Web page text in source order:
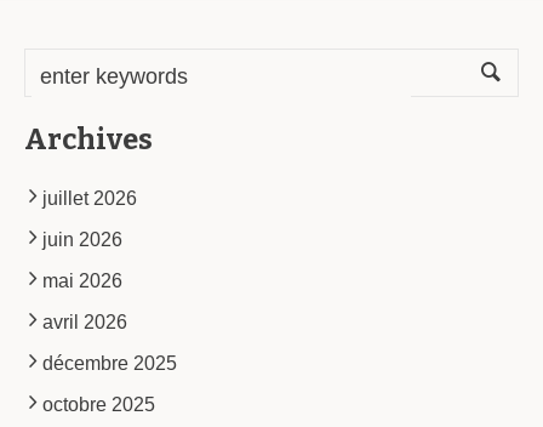
Archives
juillet 2026
juin 2026
mai 2026
avril 2026
décembre 2025
octobre 2025